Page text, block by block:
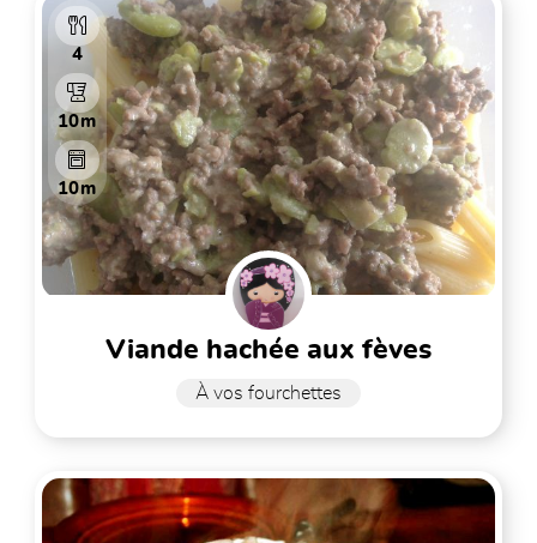
4
10m
10m
viande hachée aux fèves
À vos fourchettes